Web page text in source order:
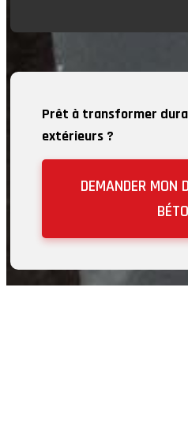
Prêt à transformer
extérieurs ?
DEMANDER MON